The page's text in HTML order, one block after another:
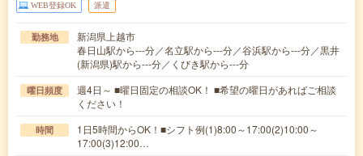
WEB登録OK 派遣
勤務地
新潟県上越市
春日山駅から---分／名立駅から---分／谷浜駅から---分／黒井
(新潟県)駅から---分／くびき駅から---分
曜日頻度
週4日～ ■曜日固定の相談OK！ ■希望の曜日があればご相談
ください！
時間
1日5時間からOK！■シフト例(1)8:00～17:00(2)10:00～
17:00(3)12:00…